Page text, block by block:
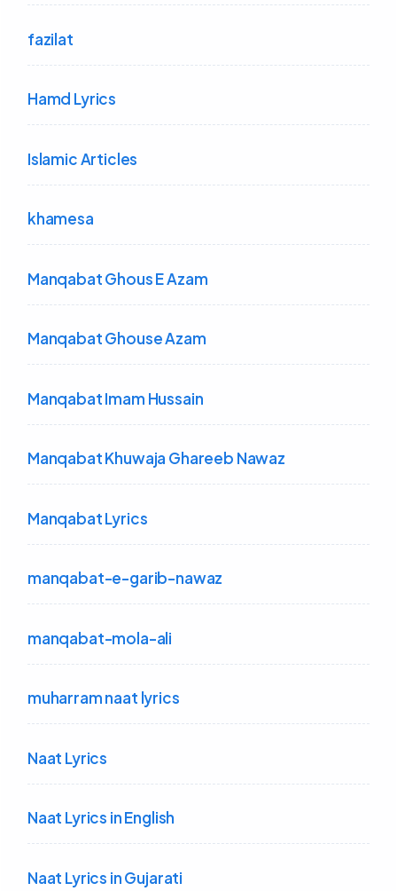
fazilat
Hamd Lyrics
Islamic Articles
khamesa
Manqabat Ghous E Azam
Manqabat Ghouse Azam
Manqabat Imam Hussain
Manqabat Khuwaja Ghareeb Nawaz
Manqabat Lyrics
manqabat-e-garib-nawaz
manqabat-mola-ali
muharram naat lyrics
Naat Lyrics
Naat Lyrics in English
Naat Lyrics in Gujarati